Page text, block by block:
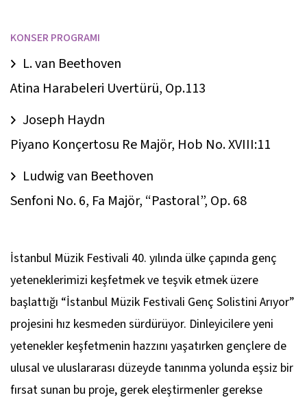
KONSER PROGRAMI
L. van Beethoven
Atina Harabeleri Uvertürü, Op.113
Joseph Haydn
Piyano Konçertosu Re Majör, Hob No. XVIII:11
Ludwig van Beethoven
Senfoni No. 6, Fa Majör, “Pastoral”, Op. 68
İstanbul Müzik Festivali 40. yılında ülke çapında genç
yeteneklerimizi keşfetmek ve teşvik etmek üzere
başlattığı “İstanbul Müzik Festivali Genç Solistini Arıyor”
projesini hız kesmeden sürdürüyor. Dinleyicilere yeni
yetenekler keşfetmenin hazzını yaşatırken gençlere de
ulusal ve uluslararası düzeyde tanınma yolunda eşsiz bir
fırsat sunan bu proje, gerek eleştirmenler gerekse